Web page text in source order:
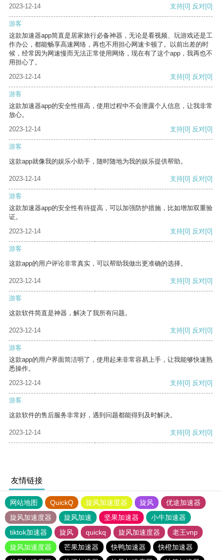
2023-12-14 支持[0] 反对[0]
游客
这款加速器app简直是居家旅行必备神器，无论是看视频、玩游戏还是工
作办公，都能畅享高速网络，再也不用担心网速卡顿了。以前出差的时
候，经常因为网速慢而无法正常使用网络，现在有了这个app，我再也不
用担心了。
2023-12-14
支持[0] 反对[0]
游客
这款加速器app的安全性很高，使用过程中不会泄露个人信息，让我非常
放心。
2023-12-14
支持[0] 反对[0]
游客
这款app就像我的娱乐小助手，随时随地为我的娱乐提供帮助。
2023-12-14 支持[0] 反对[0]
游客
这款加速器app的安全性有待提高，可以加强防护措施，比如增加双重验
证。
2023-12-14
支持[0] 反对[0]
游客
这款app的用户评论非常真实，可以帮助我做出更准确的选择。
2023-12-14 支持[0] 反对[0]
游客
这款软件简直是神器，解决了我所有问题。
2023-12-14 支持[0] 反对[0]
游客
这款app的用户界面简洁明了，使用起来非常容易上手，让我能够快速熟
悉操作。
2023-12-14
支持[0] 反对[0]
游客
这款软件的售后服务非常好，遇到问题都能得到及时解决。
2023-12-14 支持[0] 反对[0]
友情链接
网站地图 QuickQ 旋风加速度器 旋风
优途加速器
旋风加速度器
旋风加速 坚果加速器
小牛加速器
tiktok加速器
旋风 quickq 旋风加速度器
老王vnp
旋风加速度器
芒果加速器 快鸭加速器
快橙加速器